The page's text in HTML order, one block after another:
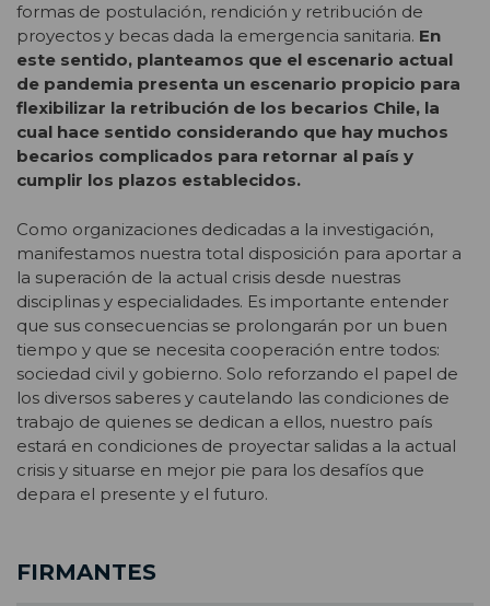
formas de postulación, rendición y retribución de
proyectos y becas dada la emergencia sanitaria. En
este sentido, planteamos que el escenario actual
de pandemia presenta un escenario propicio para
flexibilizar la retribución de los becarios Chile, la
cual hace sentido considerando que hay muchos
becarios complicados para retornar al país y
cumplir los plazos establecidos.
Como organizaciones dedicadas a la investigación,
manifestamos nuestra total disposición para aportar a
la superación de la actual crisis desde nuestras
disciplinas y especialidades. Es importante entender
que sus consecuencias se prolongarán por un buen
tiempo y que se necesita cooperación entre todos:
sociedad civil y gobierno. Solo reforzando el papel de
los diversos saberes y cautelando las condiciones de
trabajo de quienes se dedican a ellos, nuestro país
estará en condiciones de proyectar salidas a la actual
crisis y situarse en mejor pie para los desafíos que
depara el presente y el futuro.
FIRMANTES